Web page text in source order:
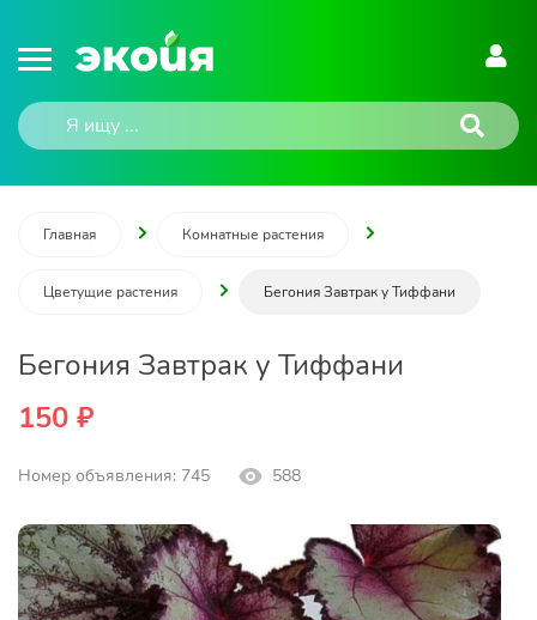
Главная Комнатные растения
Цветущие растения Бегония Завтрак у Тиффани
Бегония Завтрак у Тиффани
150 ₽
Номер объявления: 745 588